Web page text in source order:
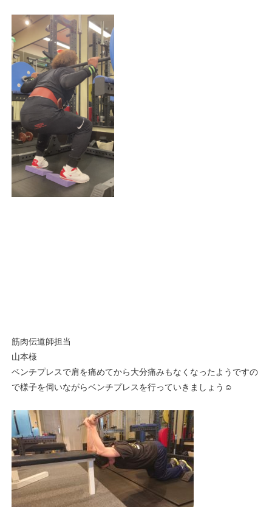
筋肉伝道師担当
山本様
ベンチプレスで肩を痛めてから大分痛みもなくなったようですの
で様子を伺いながらベンチプレスを行っていきましょう☺️